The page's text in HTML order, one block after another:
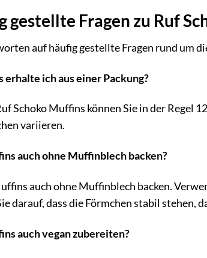
gestellte Fragen zu Ruf
auf häufig gestellte Fragen rund um
ich aus einer Packung?
Schoko Muffins können Sie in der Regel
variieren.
auch ohne Muffinblech backen?
auch ohne Muffinblech backen.
darauf, dass die Förmchen stabil stehen,
auch vegan zubereiten?